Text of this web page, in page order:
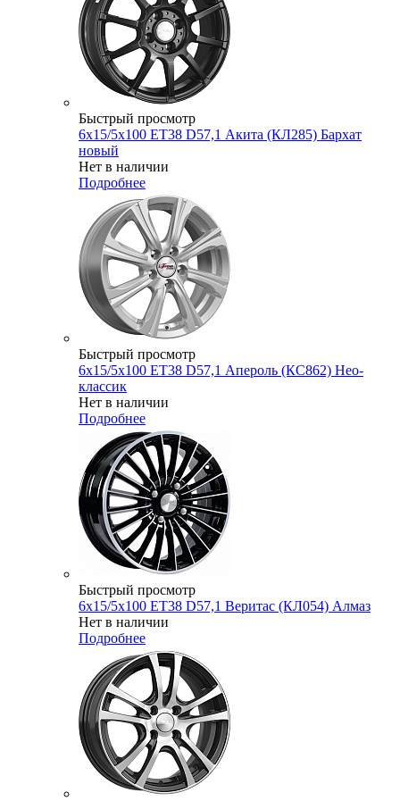
Быстрый просмотр
6x15/5x100 ET38 D57,1 Акита (КЛ285) Бархат
новый
Нет в наличии
Подробнее
Быстрый просмотр
6x15/5x100 ET38 D57,1 Апероль (КС862) Нео-
классик
Нет в наличии
Подробнее
Быстрый просмотр
6x15/5x100 ET38 D57,1 Веритас (КЛ054) Алмаз
Нет в наличии
Подробнее